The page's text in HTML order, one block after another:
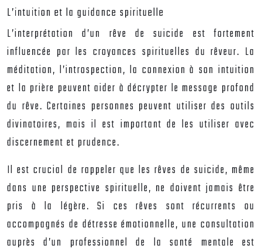
L’intuition et la guidance spirituelle
L’interprétation d’un rêve de suicide est fortement
influencée par les croyances spirituelles du rêveur. La
méditation, l’introspection, la connexion à son intuition
et la prière peuvent aider à décrypter le message profond
du rêve. Certaines personnes peuvent utiliser des outils
divinatoires, mais il est important de les utiliser avec
discernement et prudence.
Il est crucial de rappeler que les rêves de suicide, même
dans une perspective spirituelle, ne doivent jamais être
pris à la légère. Si ces rêves sont récurrents ou
accompagnés de détresse émotionnelle, une consultation
auprès d’un professionnel de la santé mentale est